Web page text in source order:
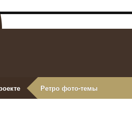
Ретро фото-темы